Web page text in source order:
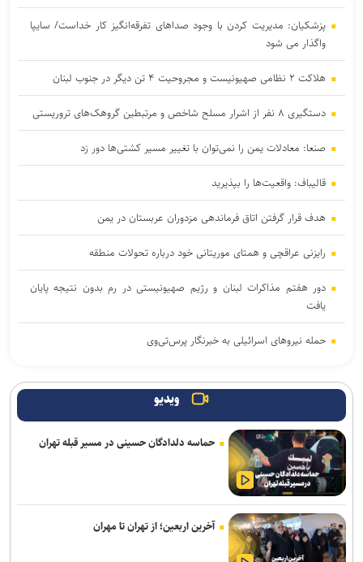
پزشکیان: مدیریت کردن با وجود صداهای تفرقه‌انگیز کار خداست/ سایپا
واگذار می شود
هلاکت ۲ نظامی صهیونیست و مجروحیت ۴ تن دیگر در جنوب لبنان
دستگیری ۸ نفر از اشرار مسلح شاخص و مرتبطین گروهک‌های تروریستی
صنعا: معادلات یمن را نمی‌توان با تغییر مسیر کشتی‌ها دور زد
قالیباف: واقعیت‌ها را بپذیرید
هدف قرار گرفتن اتاق‌ فرماندهی مزدوران عربستان در یمن
رایزنی عراقچی و همتای موریتانی خود درباره تحولات منطقه
دور هفتم مذاکرات لبنان و رژیم صهیونیستی در رم بدون نتیجه پایان
یافت
حمله نیروهای اسرائیلی به خبرنگار پرس‌تی‌وی
پنتاگون با افشای کمبود تسلیحات نشست برگزار می‌کند
انفجار در حومه دمشق چند کشته و زخمی برجا گذاشت
برگزاری مجمع آژانس انرژی اتمی اوایل شهریور در آمریکا
یمن: نقشه عربستان برای حمله به صنعاء را در نطفه خفه کردیم
پیام هشدار مقاومت یمن به ریاض
ویدیو
حماسه دلدادگان حسینی در مسیر قبله تهران
آخرین اربعین؛ از تهران تا مهران